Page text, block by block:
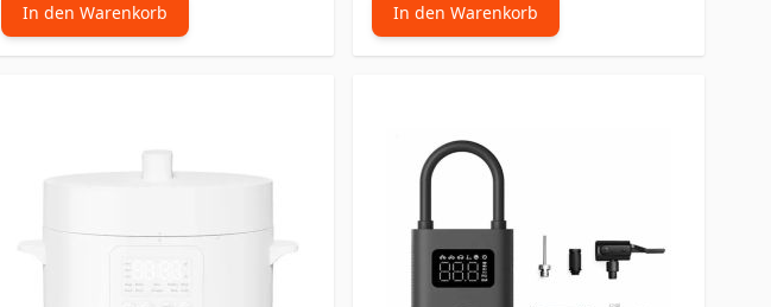
In den Warenkorb In den Warenkorb